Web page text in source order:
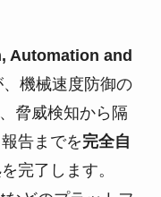
Automation and
機械速度防御の
脅威検知から隔
告までを完全自
完了します。